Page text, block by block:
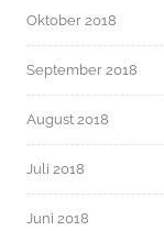
Oktober 2018
September 2018
August 2018
Juli 2018
Juni 2018